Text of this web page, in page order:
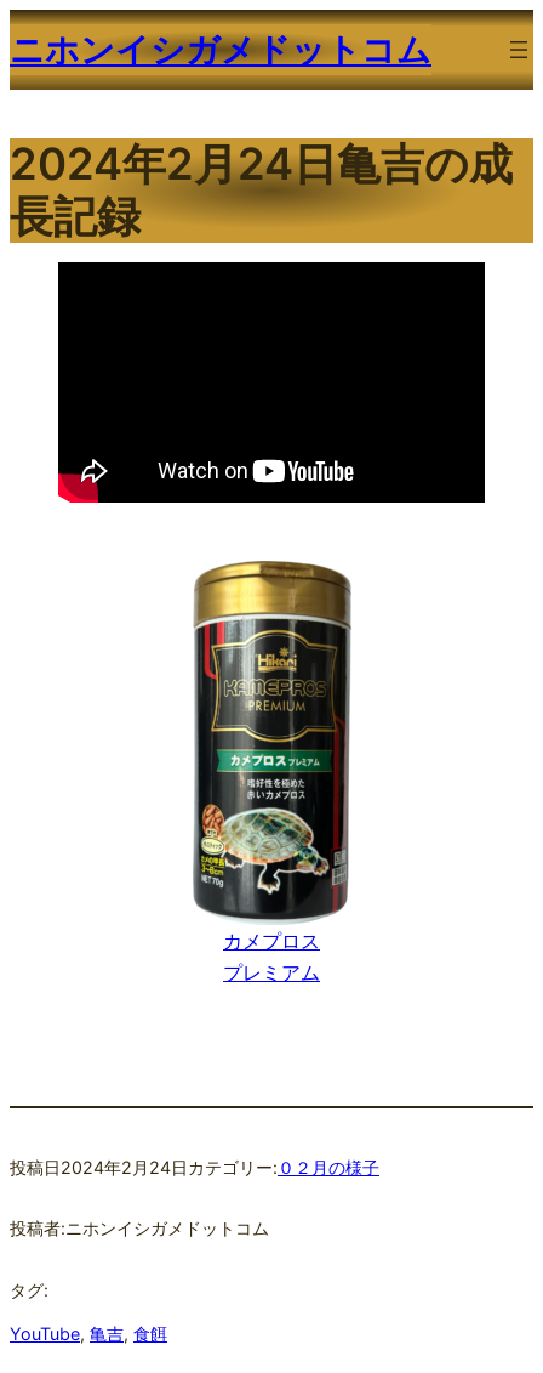
内
容
を
キ
ッ
プ
ニホンイシガメドットコム
2024年2月24日亀吉の成
長記録
カメプロス
プレミアム
投稿日2024年2月24日カテゴリー: ０２月の様子
投稿者:ニホンイシガメドットコム
タグ:
YouTube, 亀吉, 食餌